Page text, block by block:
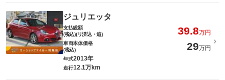
ジュリエッタ
支払総額
(税込)(リ済込・追)
39.8万円
車両本体価格
(税込)
29万円
年式2013年
走行12.1万km